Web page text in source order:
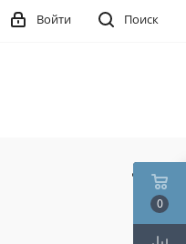
Поиск
Войти
0